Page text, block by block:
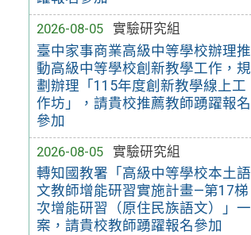
2026-08-05
實驗研究組
臺中家事商業高級中等學校辦理推
動高級中等學校創新教學工作，規
劃辦理「115年度創新教學線上工
作坊」，請貴校推薦教師踴躍報名
參加
2026-08-05
實驗研究組
轉知國教署「高級中等學校本土語
文教師增能研習實施計畫—第17梯
次增能研習（原住民族語文）」一
案，請貴校教師踴躍報名參加